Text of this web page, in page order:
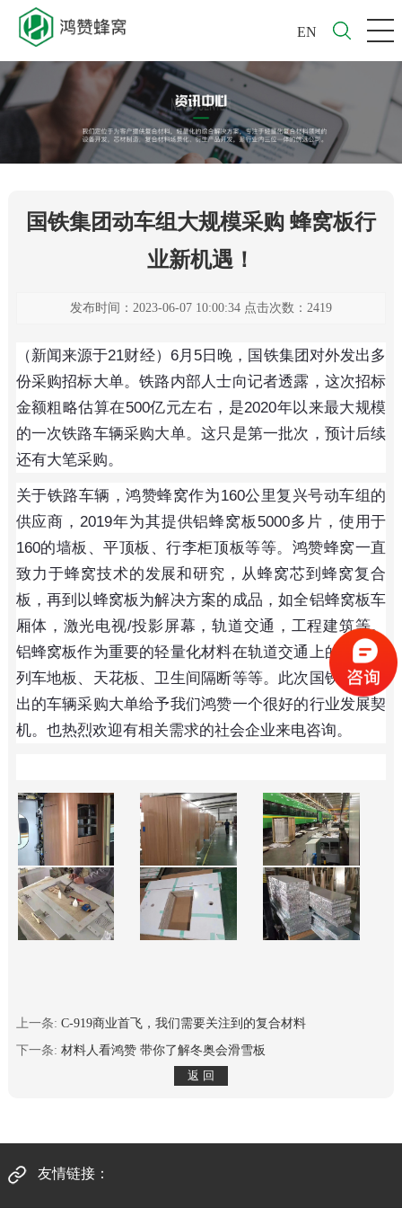
EN
国铁集团动车组大规模采购 蜂窝板行
业新机遇！
发布时间：2023-06-07 10:00:34 点击次数：2419
（新闻来源于21财经）6月5日晚，国铁集团对外发出多
份采购招标大单。铁路内部人士向记者透露，这次招标
金额粗略估算在500亿元左右，是2020年以来最大规模
的一次铁路车辆采购大单。这只是第一批次，预计后续
还有大笔采购。
关于铁路车辆，鸿赞蜂窝作为160公里复兴号动车组的
供应商，2019年为其提供铝蜂窝板5000多片，使用于
160的墙板、平顶板、行李柜顶板等等。鸿赞蜂窝一直
致力于蜂窝技术的发展和研究，从蜂窝芯到蜂窝复合
板，再到以蜂窝板为解决方案的成品，如全铝蜂窝板车
厢体，激光电视/投影屏幕，轨道交通，工程建筑等。
铝蜂窝板作为重要的轻量化材料在轨道交通上的应用有
列车地板、天花板、卫生间隔断等等。此次国铁集团发
出的车辆采购大单给予我们鸿赞一个很好的行业发展契
机。也热烈欢迎有相关需求的社会企业来电咨询。
上一条: C-919商业首飞，我们需要关注到的复合材料
下一条: 材料人看鸿赞 带你了解冬奥会滑雪板
友情链接：